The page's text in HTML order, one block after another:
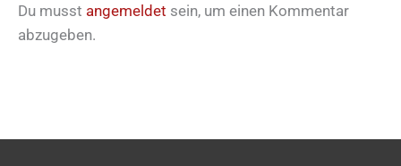
Du musst angemeldet sein, um einen Kommentar
abzugeben.